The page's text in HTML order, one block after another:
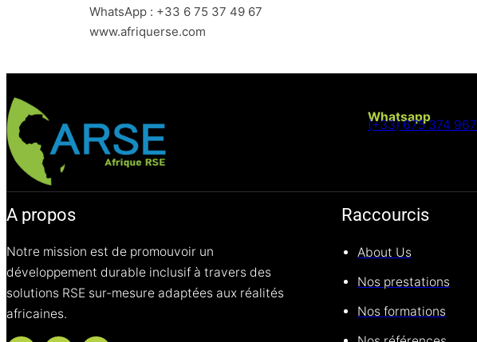
WhatsApp : +33 6 75 37 49 67
www.afriquerse.com
Whatsapp
(+33) 675 374 967
A propos
Notre mission est de promouvoir un
développement durable inclusif à travers des
solutions RSE sur-mesure adaptées aux réalités
africaines.
Raccourcis
About Us
Nos prestations
Nos formations